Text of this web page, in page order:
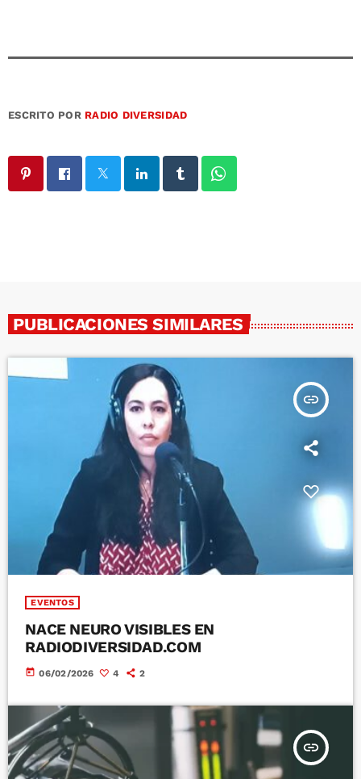
o
ESCRITO POR RADIO DIVERSIDAD
PUBLICACIONES SIMILARES
insert_link
EVENTOS
NACE NEURO VISIBLES EN
RADIODIVERSIDAD.COM
today 06/02/2026 4 2
insert_link